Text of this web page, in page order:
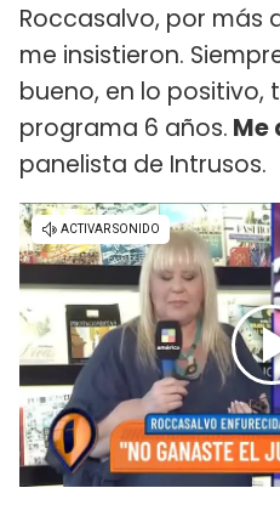
Roccasalvo, por más
me insistieron.
bueno, en lo positivo,
programa 6 años. Me
panelista de Intrusos.